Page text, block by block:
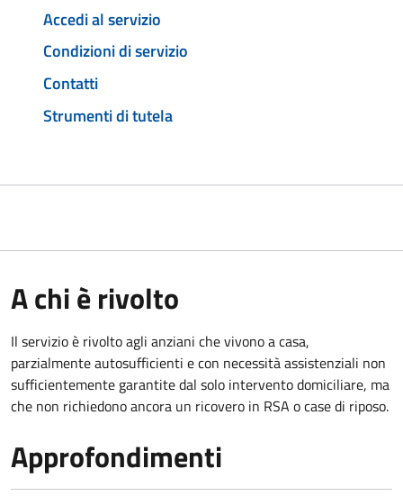
Accedi al servizio
Condizioni di servizio
Contatti
Strumenti di tutela
A chi è rivolto
Il servizio è rivolto agli anziani che vivono a casa,
parzialmente autosufficienti e con necessità assistenziali non
sufficientemente garantite dal solo intervento domiciliare, ma
che non richiedono ancora un ricovero in RSA o case di riposo.
Approfondimenti